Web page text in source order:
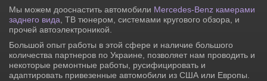
Мы можем дооснастить автомобили Mercedes-Benz камерами
заднего вида, ТВ тюнером, системами кругового обзора, и
прочей автоэлектроникой.
Большой опыт работы в этой сфере и наличие большого
количества партнеров по Украине, позволяет нам проводить и
некоторые ремонтные работы, русифицировать и
адаптировать привезенные автомобили из США или Европы.